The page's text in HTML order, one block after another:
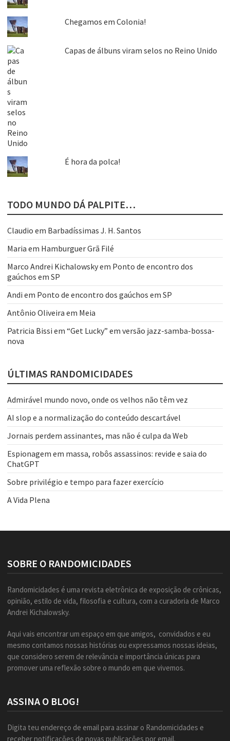
Chegamos em Colonia!
Capas de álbuns viram selos no Reino Unido
É hora da polca!
TODO MUNDO DÁ PALPITE…
Claudio em Barbadíssimas J. H. Santos
Maria em Hamburguer Grã Filé
Marco Andrei Kichalowskyem Ponto de encontro dos
gaúchos em SP
Andi em Ponto de encontro dos gaúchos em SP
Antônio Oliveira em Meia
Patricia Bissi em “Get Lucky” em versão jazz-samba-bossa-
nova
ÚLTIMAS RANDOMICIDADES
Admirável mundo novo, onde os velhos não têm vez
AI slop e a normalização do conteúdo descartável
Jornais perdem assinantes, mas não é culpa da Web
Espionagem em massa, robôs assassinos: revide e saia do
ChatGPT
Sobre privilégio e tempo para fazer exercício
A Vida Plena
SOBRE O RANDOMICIDADES
Randomicidades é uma revista eletrônica de exposição de crônicas,
opinião, estilo de vida, filosofia e cultura, com a curadoria de Marco
Andrei Kichalowsky.
Aqui vais encontrar um espaço em que amigos, convidados e eu
mesmo contamos nossas histórias ou expressamos nossas ideias,
que considero serem de relevância e importância únicas para
promover uma reflexão sobre o mundo em que vivemos.
ASSINA O BLOG!
Digita teu endereço de email para assinar o Randomicidades e
receber notificações de novas publicações por email.